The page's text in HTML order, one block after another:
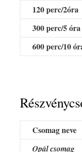
120 perc/2óra
300 perc/5 óra
600 perc/10
Csomag neve
Opál csomag